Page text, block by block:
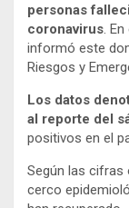
personas
coronavirus.
informó este
Riesgos y
Los datos
al reporte del
positivos en el
Según las cifras
cerco